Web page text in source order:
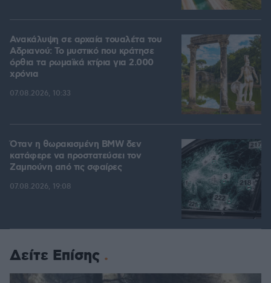
Ανακάλυψη σε αρχαία τουαλέτα του
Αδριανού: Το μυστικό που κράτησε
όρθια τα ρωμαϊκά κτίρια για 2.000
χρόνια
07.08.2026, 10:33
Όταν η θωρακισμένη BMW δεν
κατάφερε να προστατεύσει τον
Ζαμπούνη από τις σφαίρες
07.08.2026, 19:08
Δείτε Επίσης